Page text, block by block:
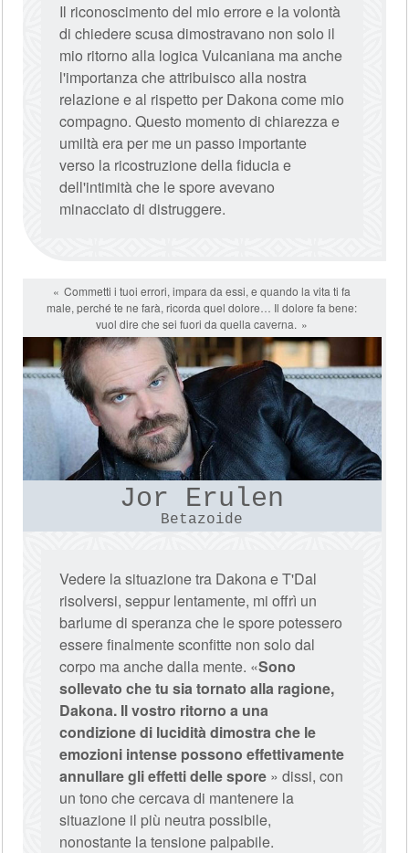
Il riconoscimento del mio errore e la volontà
di chiedere scusa dimostravano non solo il
mio ritorno alla logica Vulcaniana ma anche
l'importanza che attribuisco alla nostra
relazione e al rispetto per Dakona come mio
compagno. Questo momento di chiarezza e
umiltà era per me un passo importante
verso la ricostruzione della fiducia e
dell'intimità che le spore avevano
minacciato di distruggere.
Commetti i tuoi errori, impara da essi, e quando la vita ti fa
male, perché te ne farà, ricorda quel dolore… Il dolore fa bene:
vuol dire che sei fuori da quella caverna.
Jor Erulen
Betazoide
Vedere la situazione tra Dakona e T'Dal
risolversi, seppur lentamente, mi offrì un
barlume di speranza che le spore potessero
essere finalmente sconfitte non solo dal
corpo ma anche dalla mente. «Sono
sollevato che tu sia tornato alla ragione,
Dakona. Il vostro ritorno a una
condizione di lucidità dimostra che le
emozioni intense possono effettivamente
annullare gli effetti delle spore » dissi, con
un tono che cercava di mantenere la
situazione il più neutra possibile,
nonostante la tensione palpabile.